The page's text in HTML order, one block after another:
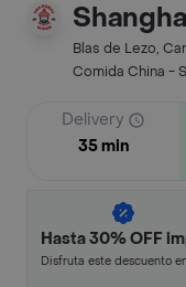
Blas de Lezo,
Comida China -
Delivery
35 min
Hasta 30% OFF
Disfruta este descuento